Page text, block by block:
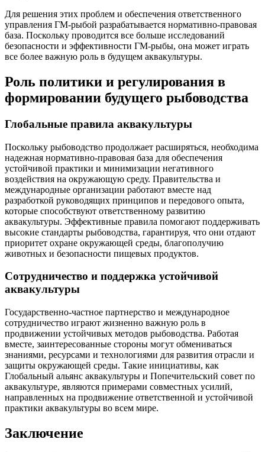
Для решения этих проблем и обеспечения ответственного
управления ГМ-рыбой разрабатывается нормативно-правовая
база. Поскольку проводится все больше исследований
безопасности и эффективности ГМ-рыбы, она может играть
все более важную роль в будущем аквакультуры.
Роль политики и регулирования в
формировании будущего рыбоводства
Глобальные правила аквакультуры
Поскольку рыбоводство продолжает расширяться, необходима
надежная нормативно-правовая база для обеспечения
устойчивой практики и минимизации негативного
воздействия на окружающую среду. Правительства и
международные организации работают вместе над
разработкой руководящих принципов и передового опыта,
которые способствуют ответственному развитию
аквакультуры. Эффективные правила помогают поддерживать
высокие стандарты рыбоводства, гарантируя, что они отдают
приоритет охране окружающей среды, благополучию
животных и безопасности пищевых продуктов.
Сотрудничество и поддержка устойчивой
аквакультуры
Государственно-частное партнерство и международное
сотрудничество играют жизненно важную роль в
продвижении устойчивых методов рыбоводства. Работая
вместе, заинтересованные стороны могут обмениваться
знаниями, ресурсами и технологиями для развития отрасли и
защиты окружающей среды. Такие инициативы, как
Глобальный альянс аквакультуры и Попечительский совет по
аквакультуре, являются примерами совместных усилий,
направленных на продвижение ответственной и устойчивой
практики аквакультуры во всем мире.
Заключение